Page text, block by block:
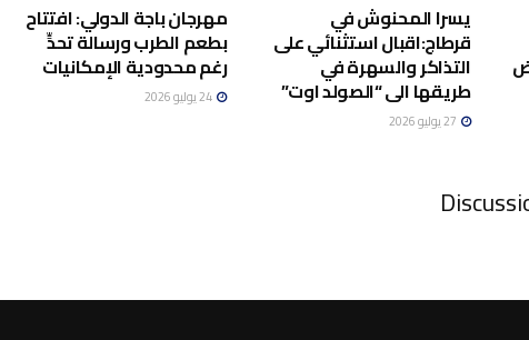
يسرا المحنوش في
قرطاج:اقبال استثنائي على
التذاكر والسهرة في
طريقها الى “الصولد اوت”
مهرجان باجة الدولي: افتتاح
بطعم الطرب ورسالة تحدٍّ
رغم محدودية الإمكانيات